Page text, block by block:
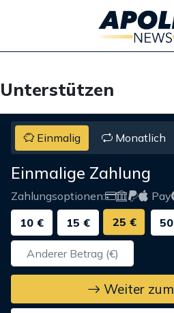
Unterstützen
Einmalig Monatlich
Einmalige Zahlung
Zahlungsoptionen: Pay
10 €
15 € 25 €
Weiter